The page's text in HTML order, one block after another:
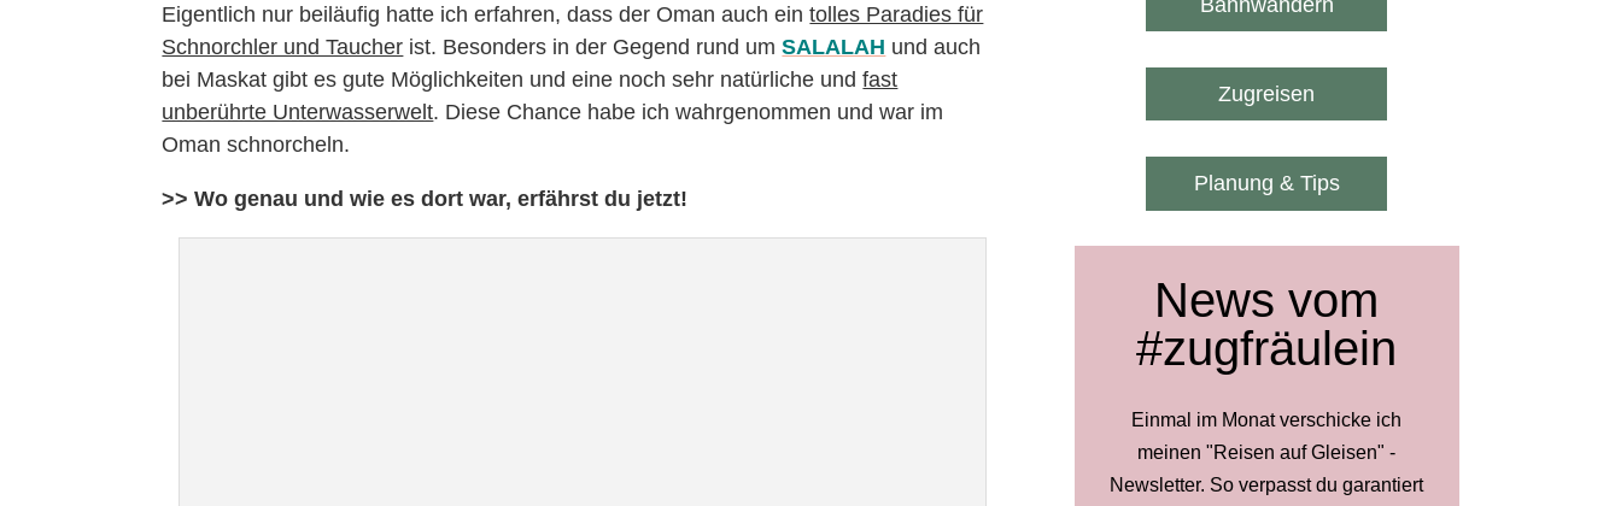
Eigentlich nur beiläufig hatte ich erfahren, dass der Oman auch eintolles Paradies für
Schnorchler und Taucher ist. Besonders in der Gegend rund umSALALAH und auch
bei Maskat gibt es gute Möglichkeiten und eine noch sehr natürliche undfast
unberührte Unterwasserwelt. Diese Chance habe ich wahrgenommen und war im
Oman schnorcheln.
>> Wo genau und wie es dort war, erfährst du jetzt!
Zugreisen
Planung & Tips
News vom
#zugfräulein
Einmal im Monat verschicke ich
meinen "Reisen auf Gleisen" -
Newsletter. So verpasst du garantiert